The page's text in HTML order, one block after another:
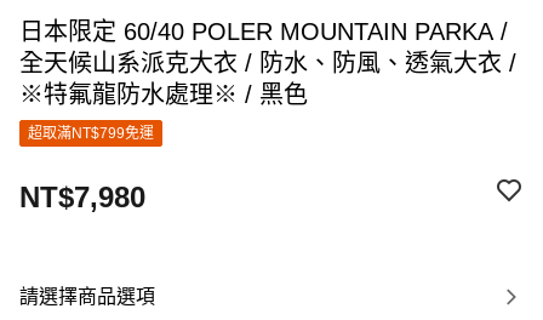
日本限定 60/40 POLER MOUNTAIN PARKA /
全天候山系派克大衣 / 防水、防風、透氣大衣 /
※特氟龍防水處理※ / 黑色
超取滿NT$799免運
NT$7,980
請選擇商品選項